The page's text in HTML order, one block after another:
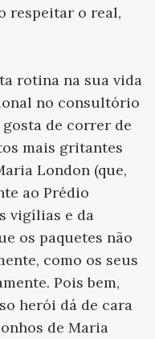
respeitar o real,
rotina na sua vida
no consultório
de correr de
mais gritantes
London (que,
ao Prédio
vigílias e da
os paquetes não
como os seus
Pois bem,
herói dá de cara
de Maria